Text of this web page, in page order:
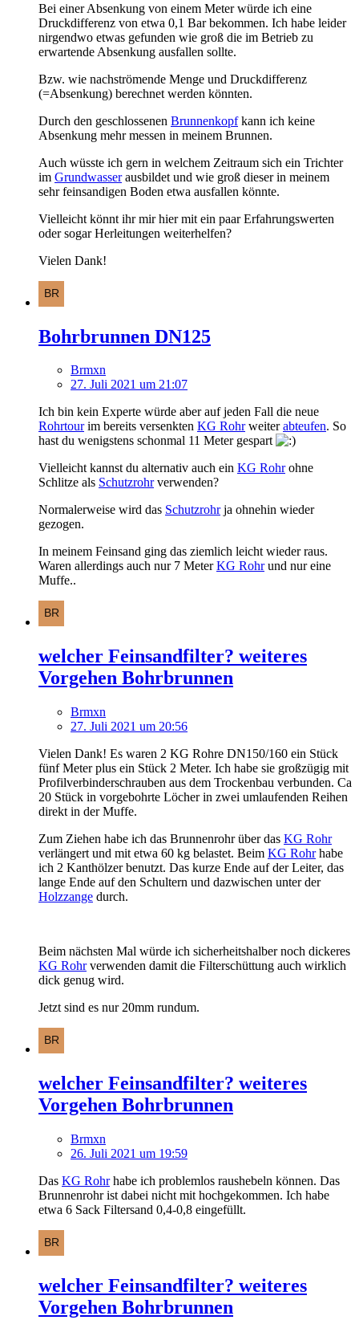
Bei einer Absenkung von einem Meter würde ich eine
Druckdifferenz von etwa 0,1 Bar bekommen. Ich habe leider
nirgendwo etwas gefunden wie groß die im Betrieb zu
erwartende Absenkung ausfallen sollte.
Bzw. wie nachströmende Menge und Druckdifferenz
(=Absenkung) berechnet werden könnten.
Durch den geschlossenen Brunnenkopfkann ich keine
Absenkung mehr messen in meinem Brunnen.
Auch wüsste ich gern in welchem Zeitraum sich ein Trichter
im Grundwasserausbildet und wie groß dieser in meinem
sehr feinsandigen Boden etwa ausfallen könnte.
Vielleicht könnt ihr mir hier mit ein paar Erfahrungswerten
oder sogar Herleitungen weiterhelfen?
Vielen Dank!
Bohrbrunnen DN125
Brmxn
27. Juli 2021 um 21:07
Ich bin kein Experte würde aber auf jeden Fall die neue
Rohrtourim bereits versenkten KG Rohrweiterabteufen. So
hast du wenigstens schonmal 11 Meter gespart
Vielleicht kannst du alternativ auch ein KG Rohrohne
Schlitze als Schutzrohrverwenden?
Normalerweise wird das Schutzrohrja ohnehin wieder
gezogen.
In meinem Feinsand ging das ziemlich leicht wieder raus.
Waren allerdings auch nur 7 MeterKG Rohrund nur eine
Muffe..
welcher Feinsandfilter? weiteres
Vorgehen Bohrbrunnen
Brmxn
27. Juli 2021 um 20:56
Vielen Dank! Es waren 2 KG Rohre DN150/160 ein Stück
fünf Meter plus ein Stück 2 Meter. Ich habe sie großzügig mit
Profilverbinderschrauben aus dem Trockenbau verbunden. Ca
20 Stück in vorgebohrte Löcher in zwei umlaufenden Reihen
direkt in der Muffe.
Zum Ziehen habe ich das Brunnenrohr über das KG Rohr
verlängert und mit etwa 60 kg belastet. Beim KG Rohrhabe
ich 2 Kanthölzer benutzt. Das kurze Ende auf der Leiter, das
lange Ende auf den Schultern und dazwischen unter der
Holzzange durch.
Beim nächsten Mal würde ich sicherheitshalber noch dickeres
KG Rohrverwenden damit die Filterschüttung auch wirklich
dick genug wird.
Jetzt sind es nur 20mm rundum.
welcher Feinsandfilter? weiteres
Vorgehen Bohrbrunnen
Brmxn
26. Juli 2021 um 19:59
Das KG Rohrhabe ich problemlos raushebeln können. Das
Brunnenrohr ist dabei nicht mit hochgekommen. Ich habe
etwa 6 Sack Filtersand 0,4-0,8 eingefüllt.
welcher Feinsandfilter? weiteres
Vorgehen Bohrbrunnen